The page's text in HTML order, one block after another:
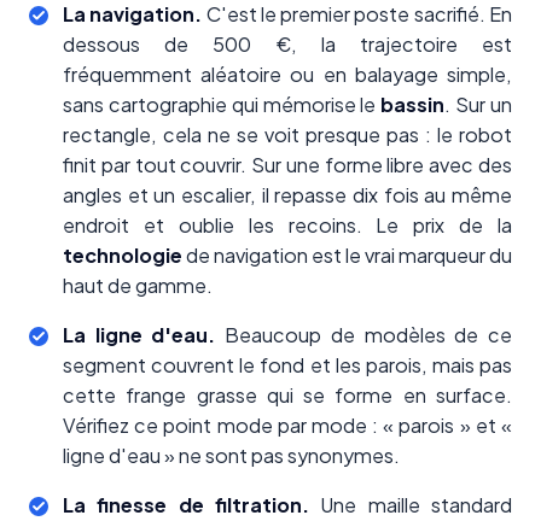
La navigation. C'est le premier poste sacrifié. En
dessous de 500 €, la trajectoire est
fréquemment aléatoire ou en balayage simple,
sans cartographie qui mémorise le bassin. Sur un
rectangle, cela ne se voit presque pas : le robot
finit par tout couvrir. Sur une forme libre avec des
angles et un escalier, il repasse dix fois au même
endroit et oublie les recoins. Le prix de la
technologiede navigation est le vrai marqueur du
haut de gamme.
La ligne d'eau. Beaucoup de modèles de ce
segment couvrent le fond et les parois, mais pas
cette frange grasse qui se forme en surface.
Vérifiez ce point mode par mode : « parois » et «
ligne d'eau » ne sont pas synonymes.
La finesse de filtration. Une maille standard